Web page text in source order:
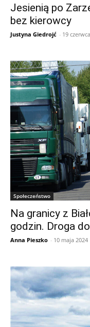
Jesienią po
bez kierowcy
Justyna Giedrojć - 19
Społeczeństwo
Na granicy z
godzin. Droga
Anna Pieszko - 10 maja 2024